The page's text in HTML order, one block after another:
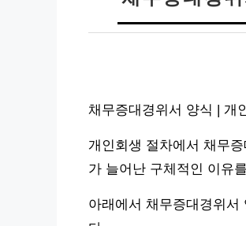
채무증대경위서 양식 | 개
개인회생 절차에서 채무
가 늘어난 구체적인 이유
아래에서 채무증대경위서